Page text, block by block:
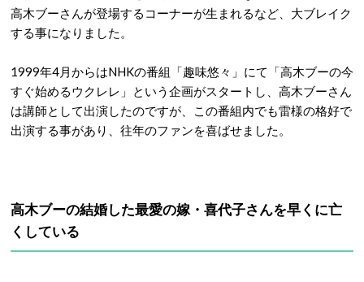
高木ブーさんが登場するコーナーが生まれるなど、大ブレイク
する事になりました。
1999年4月からはNHKの番組「趣味悠々」にて「高木ブーの今
すぐ始めるウクレレ」という企画がスタートし、高木ブーさん
は講師として出演したのですが、この番組内でも雷様の格好で
出演する事があり、往年のファンを喜ばせました。
高木ブーの結婚した最愛の嫁・喜代子さんを早くに亡
くしている